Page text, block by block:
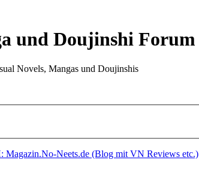
und Doujinshi Forum
Novels, Mangas und Doujinshis
Magazin.No-Neets.de (Blog mit VN Reviews etc.)